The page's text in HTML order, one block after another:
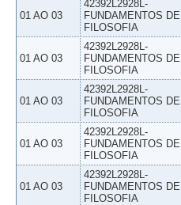
01 AO 03
42392L2928L-
FUNDAMENTOS DE
FILOSOFIA
01 AO 03
42392L2928L-
FUNDAMENTOS DE
FILOSOFIA
01 AO 03
42392L2928L-
FUNDAMENTOS DE
FILOSOFIA
01 AO 03
42392L2928L-
FUNDAMENTOS DE
FILOSOFIA
01 AO 03
42392L2928L-
FUNDAMENTOS DE
FILOSOFIA